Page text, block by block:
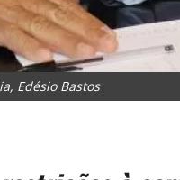
Edésio Bastos